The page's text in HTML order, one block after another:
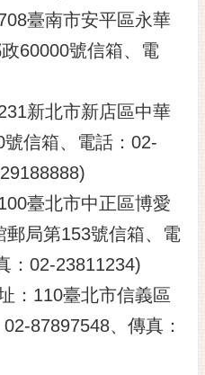
臺南市安平區永華
60000號信箱、電
新北市新店區中華
信箱、電話：02-
臺北市中正區博愛
郵局第153號信箱、電
：02-23811234)
：110臺北市信義區
87897548、傳真：